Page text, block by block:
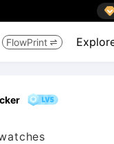
FlowPrint 